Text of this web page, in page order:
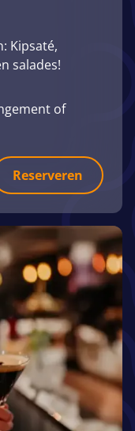
Kipsaté,
salades!
of
Reserveren